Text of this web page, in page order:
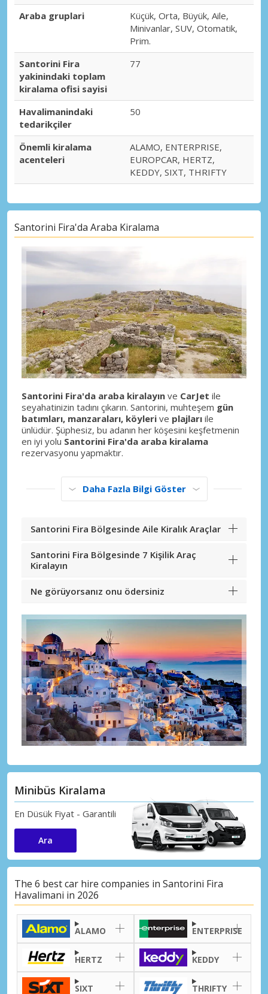
Araba gruplari
Küçük, Orta, Büyük, Aile,
Minivanlar, SUV, Otomatik,
Prim.
Santorini Fira
yakinindaki toplam
kiralama ofisi sayisi
77
Havalimanindaki
tedarikçiler
50
Önemli kiralama
acenteleri
ALAMO, ENTERPRISE,
EUROPCAR, HERTZ,
KEDDY, SIXT, THRIFTY
Santorini Fira'da Araba Kiralama
Santorini Fira'da araba kiralayın ve CarJet ile
seyahatinizin tadını çıkarın. Santorini, muhteşem gün
batımları, manzaraları, köyleri ve plajları ile
ünlüdür. Şüphesiz, bu adanın her köşesini keşfetmenin
en iyi yolu Santorini Fira'da araba kiralama
rezervasyonu yapmaktır.
Daha Fazla Bilgi Göster
Santorini Fira Bölgesinde Aile Kiralık Araçlar
Santorini Fira Bölgesinde 7 Kişilik Araç
Kiralayın
Ne görüyorsanız onu ödersiniz
Minibüs Kiralama
En Düsük Fiyat - Garantili
Ara
The 6 best car hire companies in Santorini Fira
Havalimani in 2026
ALAMO ENTERPRISE
HERTZ KEDDY
SIXT THRIFTY